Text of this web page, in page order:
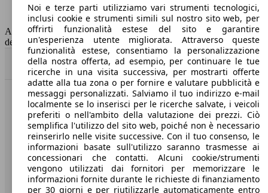
Classe di emissione
Euro 6
Capacità del serbatoio
85 l
AutoScout24 non si assume alcuna responsabilità per la correttezza
dei dati.
Torna su
Benvenuti su AutoScout24, il mercato auto europeo.
Società
A proposito di AutoScout24
Stampa
Noi e terze parti utilizziamo vari strumenti tecnologici,
inclusi cookie e strumenti simili sul nostro sito web, per
offrirti funzionalità estese del sito e garantire
un'esperienza utente migliorata. Attraverso queste
funzionalità estese, consentiamo la personalizzazione
della nostra offerta, ad esempio, per continuare le tue
ricerche in una visita successiva, per mostrarti offerte
adatte alla tua zona o per fornire e valutare pubblicità e
messaggi personalizzati. Salviamo il tuo indirizzo e-mail
localmente se lo inserisci per le ricerche salvate, i veicoli
preferiti o nell'ambito della valutazione dei prezzi. Ciò
semplifica l'utilizzo del sito web, poiché non è necessario
reinserirlo nelle visite successive. Con il tuo consenso, le
informazioni basate sull'utilizzo saranno trasmesse ai
concessionari che contatti. Alcuni cookie/strumenti
vengono utilizzati dai fornitori per memorizzare le
informazioni fornite durante le richieste di finanziamento
per 30 giorni e per riutilizzarle automaticamente entro